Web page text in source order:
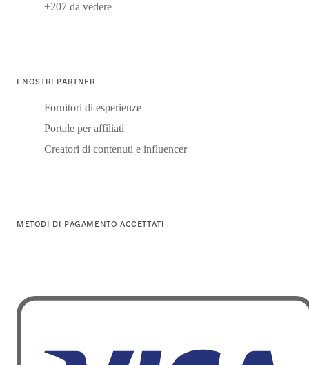
+207 da vedere
I NOSTRI PARTNER
Fornitori di esperienze
Portale per affiliati
Creatori di contenuti e influencer
METODI DI PAGAMENTO ACCETTATI